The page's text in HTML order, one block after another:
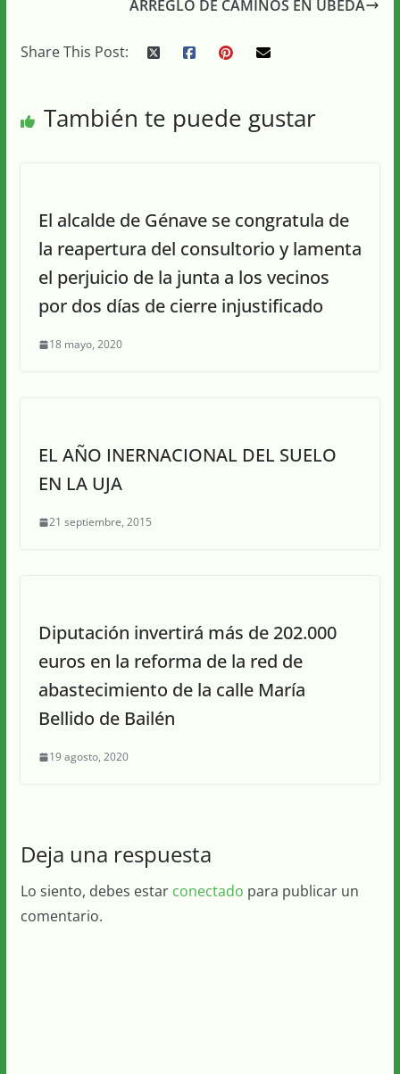
ARREGLO DE CAMINOS EN ÚBEDA
Share This Post:
También te puede gustar
El alcalde de Génave se congratula de
la reapertura del consultorio y lamenta
el perjuicio de la junta a los vecinos
por dos días de cierre injustificado
18 mayo, 2020
EL AÑO INERNACIONAL DEL SUELO
EN LA UJA
21 septiembre, 2015
Diputación invertirá más de 202.000
euros en la reforma de la red de
abastecimiento de la calle María
Bellido de Bailén
19 agosto, 2020
Deja una respuesta
Lo siento, debes estar conectado para publicar un
comentario.